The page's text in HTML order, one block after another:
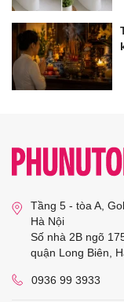
Tầng 5 - tòa A,
Hà Nội
Số nhà 2B ngõ
quận Long Biên,
0936 99 3933